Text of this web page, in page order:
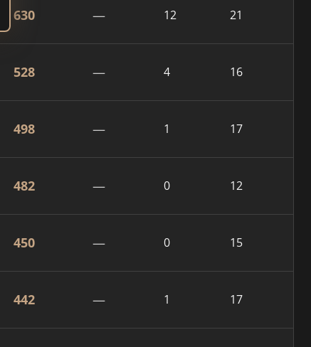
630 — 12 21
528 — 4 16
498 — 1 17
482 — 0 12
450 — 0 15
442 — 1 17